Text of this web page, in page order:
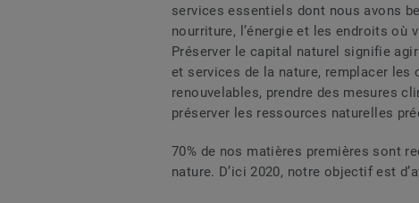
services essentiels dont nous avons
nourriture, l’énergie et les endroits où
Préserver le capital naturel signifie
et services de la nature, remplacer
renouvelables, prendre des mesures
préserver les ressources naturelles
70% de nos matières premières sont
nature. D’ici 2020, notre objectif est